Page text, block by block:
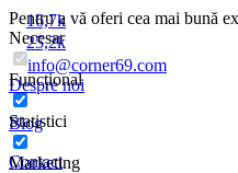
Pentru a vă oferi cea mai bună
Necesar
Funcțional
Statistici
Marketing
16,7k
25,2k
info@corner69.com
Despre noi
Blog
Contact